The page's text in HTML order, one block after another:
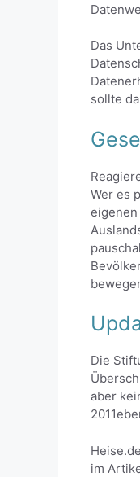
Das
sollte
Wer es
Die
aber
im